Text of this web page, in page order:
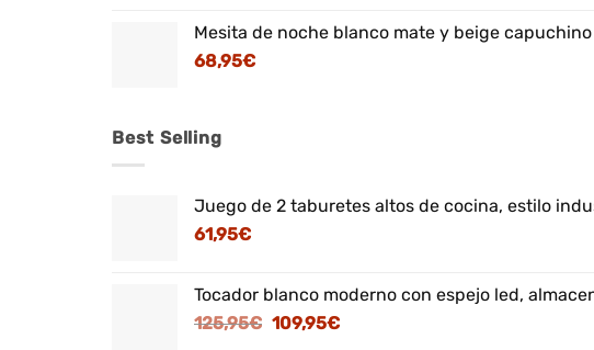
Mesita de noche blanco mate y beige
68,95€
Best Selling
Juego de 2 taburetes altos de cocina, estilo
61,95€
Tocador blanco moderno con espejo led,
125,95€ El
109,95€El